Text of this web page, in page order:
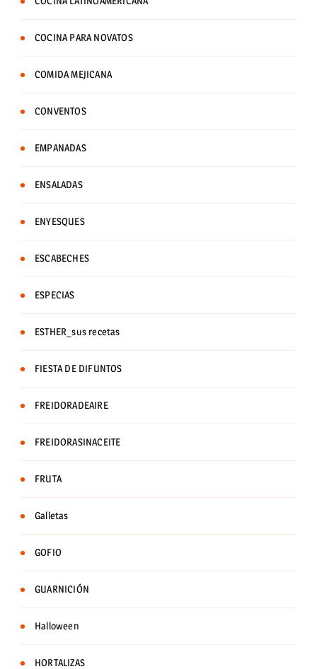
COCINA PARA NOVATOS
COMIDA MEJICANA
CONVENTOS
EMPANADAS
ENSALADAS
ENYESQUES
ESCABECHES
ESPECIAS
ESTHER_sus recetas
FIESTA DE DIFUNTOS
FREIDORADEAIRE
FREIDORASINACEITE
FRUTA
Galletas
GOFIO
GUARNICIÓN
Halloween
HORTALIZAS